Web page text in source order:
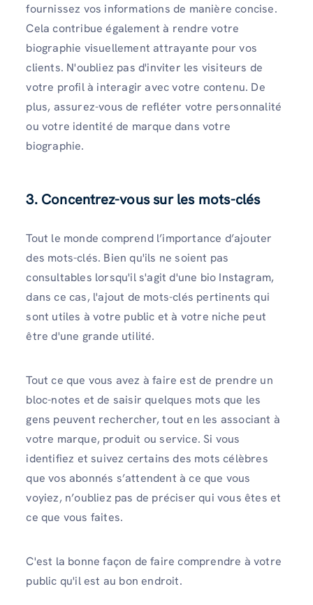
fournissez vos informations de manière concise.
Cela contribue également à rendre votre
biographie visuellement attrayante pour vos
clients. N'oubliez pas d'inviter les visiteurs de
votre profil à interagir avec votre contenu. De
plus, assurez-vous de refléter votre personnalité
ou votre identité de marque dans votre
biographie.
3. Concentrez-vous sur les mots-clés
Tout le monde comprend l’importance d’ajouter
des mots-clés. Bien qu'ils ne soient pas
consultables lorsqu'il s'agit d'une bio Instagram,
dans ce cas, l'ajout de mots-clés pertinents qui
sont utiles à votre public et à votre niche peut
être d'une grande utilité.
Tout ce que vous avez à faire est de prendre un
bloc-notes et de saisir quelques mots que les
gens peuvent rechercher, tout en les associant à
votre marque, produit ou service. Si vous
identifiez et suivez certains des mots célèbres
que vos abonnés s’attendent à ce que vous
voyiez, n’oubliez pas de préciser qui vous êtes et
ce que vous faites.
C'est la bonne façon de faire comprendre à votre
public qu'il est au bon endroit.